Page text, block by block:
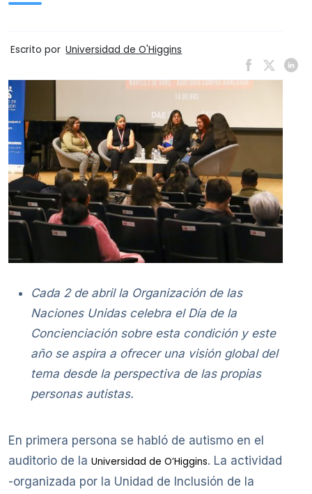
Escrito por Universidad de O'Higgins
Cada 2 de abril la Organización de las
Naciones Unidas celebra el Día de la
Concienciación sobre esta condición y este
año se aspira a ofrecer una visión global del
tema desde la perspectiva de las propias
personas autistas.
En primera persona se habló de autismo en el
auditorio de la Universidad de O’Higgins. La actividad
-organizada por la Unidad de Inclusión de la